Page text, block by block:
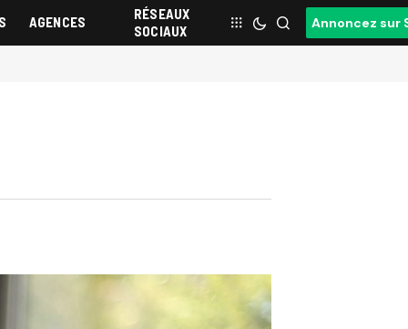
AGENCES
RÉSEAUX
SOCIAUX
Annoncez sur